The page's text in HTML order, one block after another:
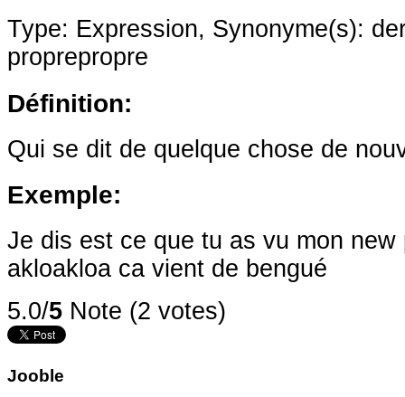
Type: Expression, Synonyme(s):
proprepropre
Définition:
Qui se dit de quelque chose de
Exemple:
Je dis est ce que tu as vu mon new
akloakloa ca vient de bengué
5.0/5 Note (2 votes)
Jooble